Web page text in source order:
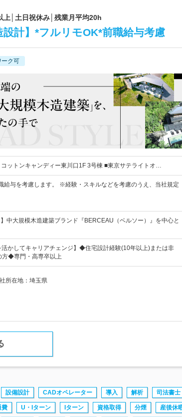
│土日祝休み│残業月平均20h
計】*フルリモOK*前職給与考慮
ーク可
ットンキャンディー東川口1F 3号棟 ■東京サテライトオ…
与を考慮します。 ※経験・スキルなどを考慮のうえ、当社規定
中大規模木造建築ブランド『BERCEAU（ベルソー）』を中心と
活かしてキャリアチェンジ】◆住宅設計経験(10年以上)または非
方◆専門・高専卒以上
所在地：埼玉県
設備設計 CADオペレーター 導入 解析 司法書士
費 U・Iターン Iターン 資格取得 分煙 産後休